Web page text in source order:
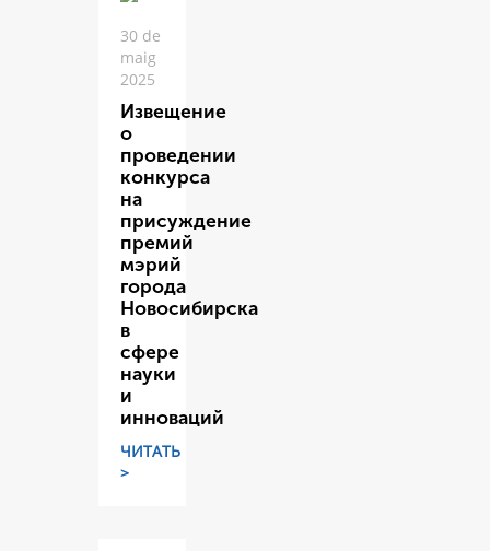
30 de
maig
2025
Извещение
о
проведении
конкурса
на
присуждение
премий
мэрий
города
Новосибирска
в
сфере
науки
и
инноваций
ЧИТАТЬ
>